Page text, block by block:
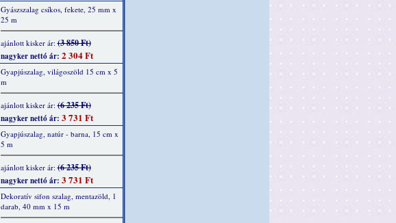
Gyászszalag csíkos, fekete, 25 mm x
25 m
ajánlott kisker ár:(3 850 Ft)
nagyker nettó ár: 2 304 Ft
Gyapjúszalag, világoszöld 15 cm x 5
m
ajánlott kisker ár:(6 235 Ft)
nagyker nettó ár: 3 731 Ft
Gyapjúszalag, natúr - barna, 15 cm x
5 m
ajánlott kisker ár:(6 235 Ft)
nagyker nettó ár: 3 731 Ft
Dekoratív sifon szalag, mentazöld, 1
darab, 40 mm x 15 m